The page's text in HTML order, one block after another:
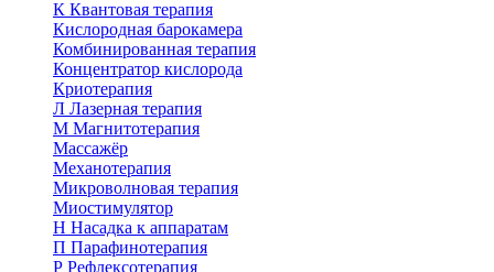
К Квантовая терапия
Кислородная барокамера
Комбинированная терапия
Концентратор кислорода
Криотерапия
Л Лазерная терапия
М Магнитотерапия
Массажёр
Механотерапия
Микроволновая терапия
Миостимулятор
Н Насадка к аппаратам
П Парафинотерапия
Р Рефлексотерапия